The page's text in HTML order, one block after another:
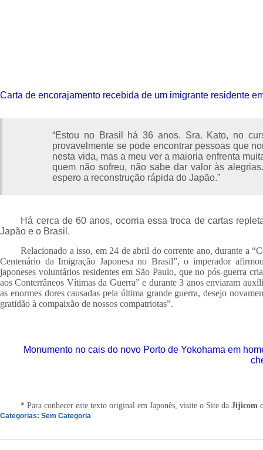
Carta de encorajamento recebida de um imigrante residente
“Estou no Brasil há 36 anos. Sra. Kato, no
provavelmente se pode encontrar pessoas que
nesta vida, mas a meu ver a maioria enfrenta
quem não sofreu, não sabe dar valor às
espero a reconstrução rápida do Japão.”
Há cerca de 60 anos, ocorria essa troca de cartas
Japão e o Brasil.
Relacionado a isso, em 24 de abril do corrente ano, durante a
Centenário da Imigração Japonesa no Brasil”, o imperador
japoneses voluntários residentes em São Paulo, que no pós-guerra
aos Conterrâneos Vítimas da Guerra” e durante 3 anos enviaram
as enormes dores causadas pela última grande guerra, desejo
gratidão à compaixão de nossos compatriotas”.
Monumento no cais do novo Porto de Yokohama em
* Para conhecer este texto original em Japonês, visite o Site daJijicom
Categorias: Sem Categoria